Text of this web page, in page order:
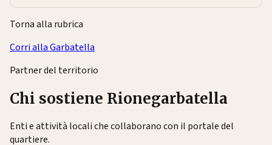
Torna alla rubrica
Corri alla Garbatella
Partner del territorio
Chi sostiene Rionegarbatella
Enti e attività locali che collaborano con il portale del
quartiere.